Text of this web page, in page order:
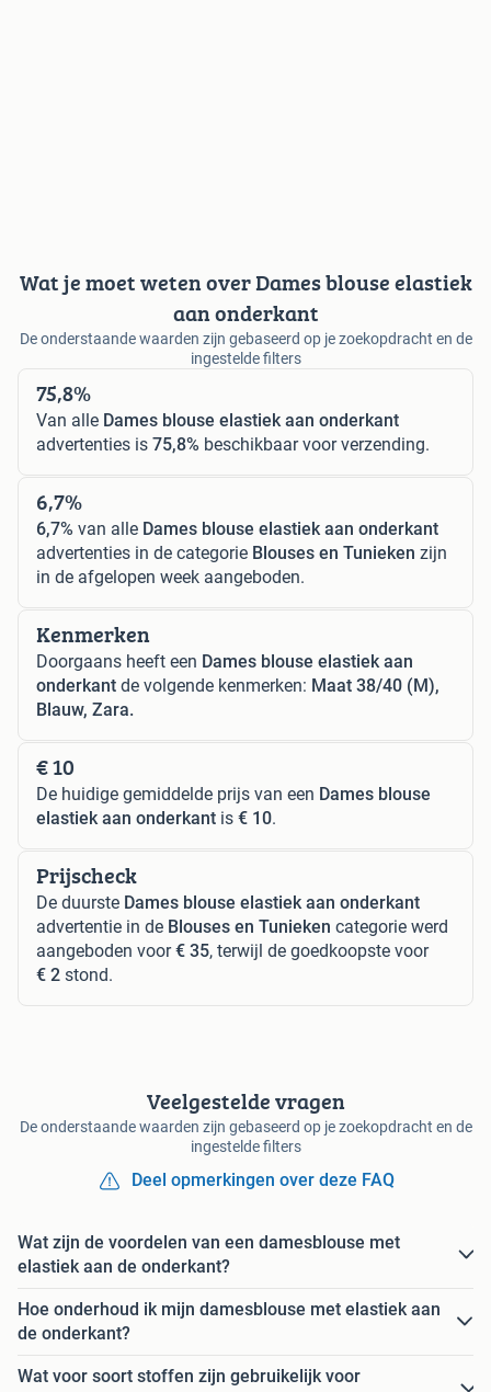
Wat je moet weten over Dames blouse elastiek
aan onderkant
De onderstaande waarden zijn gebaseerd op je zoekopdracht en de
ingestelde filters
75,8%
Van alle Dames blouse elastiek aan onderkant
advertenties is 75,8% beschikbaar voor verzending.
6,7%
6,7% van alle Dames blouse elastiek aan onderkant
advertenties in de categorie Blouses en Tunieken zijn
in de afgelopen week aangeboden.
Kenmerken
Doorgaans heeft een Dames blouse elastiek aan
onderkant de volgende kenmerken: Maat 38/40 (M),
Blauw, Zara.
€ 10
De huidige gemiddelde prijs van een Dames blouse
elastiek aan onderkant is € 10.
Prijscheck
De duurste Dames blouse elastiek aan onderkant
advertentie in de Blouses en Tunieken categorie werd
aangeboden voor€ 35, terwijl de goedkoopste voor
€ 2 stond.
Veelgestelde vragen
De onderstaande waarden zijn gebaseerd op je zoekopdracht en de
ingestelde filters
Deel opmerkingen over deze FAQ
Wat zijn de voordelen van een damesblouse met
elastiek aan de onderkant?
Hoe onderhoud ik mijn damesblouse met elastiek aan
de onderkant?
Wat voor soort stoffen zijn gebruikelijk voor